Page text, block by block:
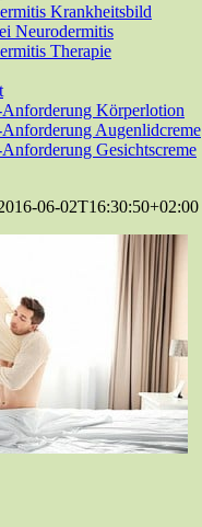
Krankheitsbild
Neurodermitis
Therapie
Anforderung Körperlotion
Augenlidcreme
Gesichtscreme
06-02T16:30:50+02:00